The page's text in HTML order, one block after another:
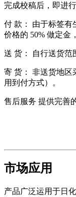
完成校稿后，即进
付 款： 由于标签有
价格的 50% 做定金
送 货： 自行送货范
寄 货： 非送货地区
用到付方式）。
售后服务 提供完善
市场应用
产品广泛运用于日